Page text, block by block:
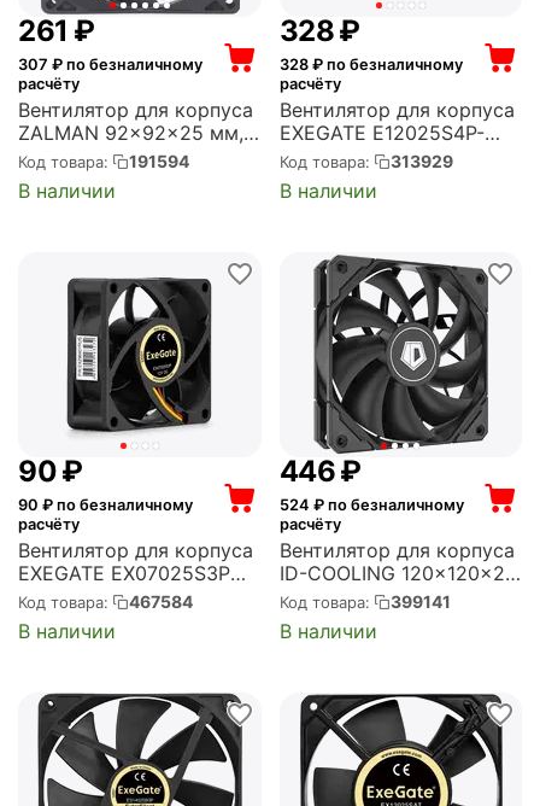
‍261‍ ₽
307 ₽ по безналичному
расчёту
Вентилятор для корпуса
ZALMAN 92x92x25 мм,
1500 об/мин, 55 CFM, 36
дБ, 3 pin (ZM-F2 Plus
(SF))
Код товара: 191594
В наличии
‍328‍₽
328₽ по безналичному
расчёту
Вентилятор для корпуса
EXEGATE E12025S4P-
PWM 120x120x25 мм,
1500 об/мин, 56 CFM, 25
дБ, 4 pin PWM
Код товара: 313929
В наличии
‍90‍₽
90 ₽ по безналичному
расчёту
Вентилятор для корпуса
EXEGATE EX07025S3P
70x70x25 мм, 3500 об/
мин, 32 CFM, 35 дБ, 3
pin (EX296401RUS)
Код товара: 467584
В наличии
‍446‍₽
524 ₽ по безналичному
расчёту
Вентилятор для корпуса
ID-COOLING 120x120x25
мм, 1800 об/мин, 82
CFM, 35 дБ, 4 pin PWM
(TF-12025-PRO BLACK)
Код товара: 399141
В наличии